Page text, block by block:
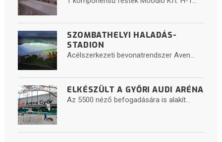
SZOMBATHELYI HALADÁS-
STADION
Acélszerkezeti bevonatrendszer Aven...
ELKÉSZÜLT A GYŐRI AUDI ARÉNA
Az 5500 néző befogadására is alakít...